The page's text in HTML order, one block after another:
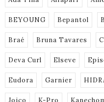
BEYOUNG Bepantol
Braé Bruna Tavares
Deva Curl Elseve
Eudora Garnier
Joico K-Pro